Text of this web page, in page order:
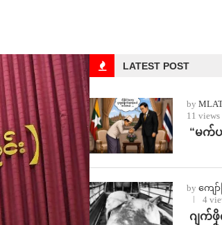
LATEST POST
by
11 views
⁨“မက်
by ကျော်
4
ဂျက်